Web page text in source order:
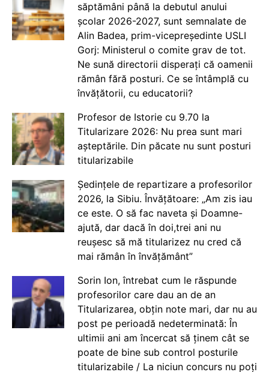
săptămâni până la debutul anului
școlar 2026-2027, sunt semnalate de
Alin Badea, prim-vicepreședinte USLI
Gorj: Ministerul o comite grav de tot.
Ne sună directorii disperați că oamenii
rămân fără posturi. Ce se întâmplă cu
învățătorii, cu educatorii?
Profesor de Istorie cu 9.70 la
Titularizare 2026: Nu prea sunt mari
așteptările. Din păcate nu sunt posturi
titularizabile
Ședințele de repartizare a profesorilor
2026, la Sibiu. Învățătoare: „Am zis iau
ce este. O să fac naveta și Doamne-
ajută, dar dacă în doi,trei ani nu
reușesc să mă titularizez nu cred că
mai rămân în învățământ”
Sorin Ion, întrebat cum le răspunde
profesorilor care dau an de an
Titularizarea, obțin note mari, dar nu au
post pe perioadă nedeterminată: În
ultimii ani am încercat să ținem cât se
poate de bine sub control posturile
titularizabile / La niciun concurs nu poți